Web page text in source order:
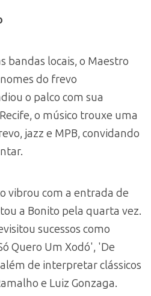
bandas locais, o Maestro
do frevo
o palco com sua
o músico trouxe uma
jazz e MPB, convidando
vibrou com a entrada de
a Bonito pela quarta vez.
sucessos como
Quero Um Xodó', 'De
de interpretar clássicos
e Luiz Gonzaga.